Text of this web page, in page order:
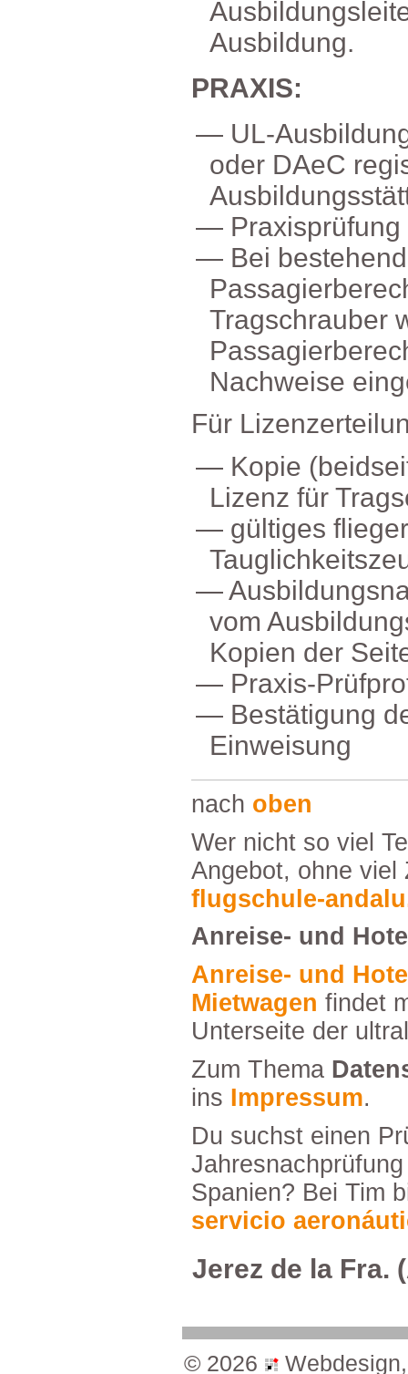
Ausbildung.
PRAXIS:
UL-
Praxis-
Einweisung
nach oben
WernichtsovielTextmöchtefindetunser
flugschule-
Anreise-
Anreise-undHoteltippssowiegünstige
Mietwagen
ZumThema
ins Impressum.
DusuchsteinenPrüferfürDeine
©2026 Webdesign